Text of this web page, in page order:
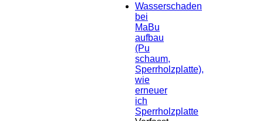
Wasserschaden
bei
MaBu
aufbau
(Pu
schaum,
Sperrholzplatte),
wie
erneuer
ich
Sperrholzplatte